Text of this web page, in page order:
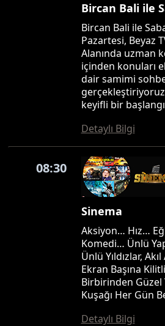
Bircan Bali ile
Bircan Bali ile
Pazartesi, Beyaz
Alanında uzman
içinden konuları
dair samimi
keyifli bir
Detaylı Bilgi
08:30
Sinema
Aksiyon… Hız…
Komedi… Ünlü
Ünlü Yıldızlar,
Ekran Başına
Birbirinden Güzel
Kuşağı Her Gün
Detaylı Bilgi